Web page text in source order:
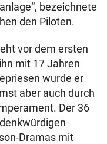
bezeichnete
den Piloten.
vor dem ersten
mit 17 Jahren
wurde er
aber auch durch
Der 36
Dramas mit